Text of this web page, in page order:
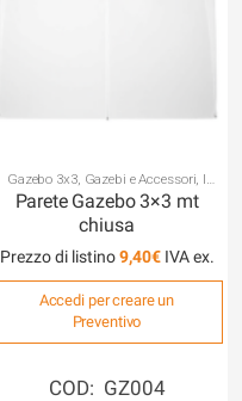
Gazebo 3x3, Gazebi e Accessori I
Gazebi e gli Ombrelloni
Parete Gazebo 3×3 mt
chiusa
Prezzo di listino9,40€
Accedi per creare un
Preventivo
COD: GZ004